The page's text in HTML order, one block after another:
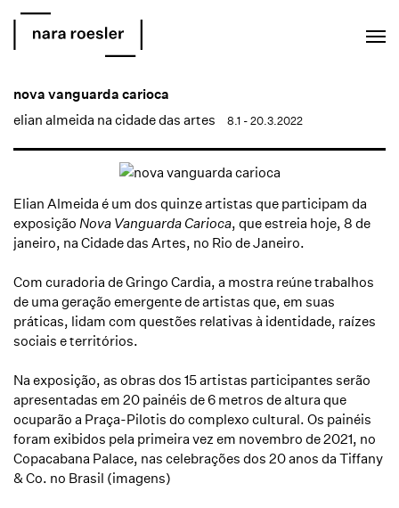
nova vanguarda carioca
elian almeida na cidade das artes
8.1 - 20.3.2022
Elian Almeidaé um dos quinze artistas que participam da
exposição Nova Vanguarda Carioca, que estreia hoje, 8 de
janeiro, na Cidade das Artes, no Rio de Janeiro.
Com curadoria deGringo Cardia, a mostra reúne trabalhos
de uma geração emergente de artistas que, em suas
práticas, lidam com questões relativas à identidade, raízes
sociais e territórios.
Na exposição, as obras dos 15 artistas participantes serão
apresentadas em 20 painéis de 6 metros de altura que
ocuparão a Praça-Pilotis do complexo cultural. Os painéis
foram exibidos pela primeira vez em novembro de 2021, no
Copacabana Palace, nas celebrações dos 20 anos da Tiffany
& Co. no Brasil (imagens)